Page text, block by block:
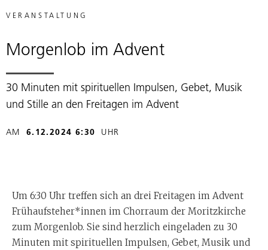
VERANSTALTUNG
Morgenlob im Advent
30 Minuten mit spirituellen Impulsen, Gebet, Musik
und Stille an den Freitagen im Advent
AM 6.12.2024 6:30 UHR
Um 6:30 Uhr treffen sich an drei Freitagen im Advent
Frühaufsteher*innen im Chorraum der Moritzkirche
zum Morgenlob. Sie sind herzlich eingeladen zu 30
Minuten mit spirituellen Impulsen, Gebet, Musik und